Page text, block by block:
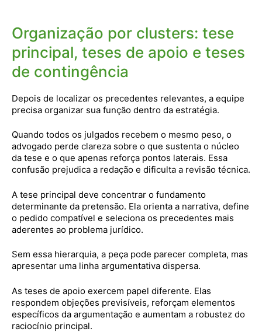
Organização por clusters: tese
principal, teses de apoio e teses
de contingência
Depois de localizar os precedentes relevantes, a equipe
precisa organizar sua função dentro da estratégia.
Quando todos os julgados recebem o mesmo peso, o
advogado perde clareza sobre o que sustenta o núcleo
da tese e o que apenas reforça pontos laterais. Essa
confusão prejudica a redação e dificulta a revisão técnica.
A tese principal deve concentrar o fundamento
determinante da pretensão. Ela orienta a narrativa, define
o pedido compatível e seleciona os precedentes mais
aderentes ao problema jurídico.
Sem essa hierarquia, a peça pode parecer completa, mas
apresentar uma linha argumentativa dispersa.
As teses de apoio exercem papel diferente. Elas
respondem objeções previsíveis, reforçam elementos
específicos da argumentação e aumentam a robustez do
raciocínio principal.